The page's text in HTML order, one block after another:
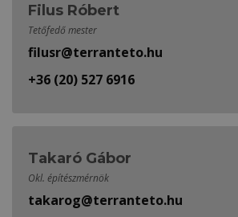
Filus Róbert
Tetőfedő mester
filusr@terranteto.hu
+36 (20) 527 6916
Takaró Gábor
Okl. építészmérnök
takarog@terranteto.hu